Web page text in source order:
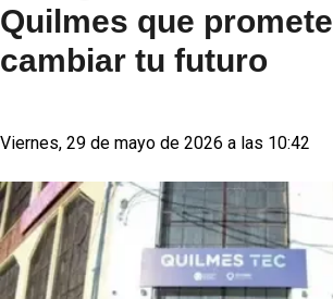
Quilmes que promete
cambiar tu futuro
Viernes, 29 de mayo de 2026 a las 10:42